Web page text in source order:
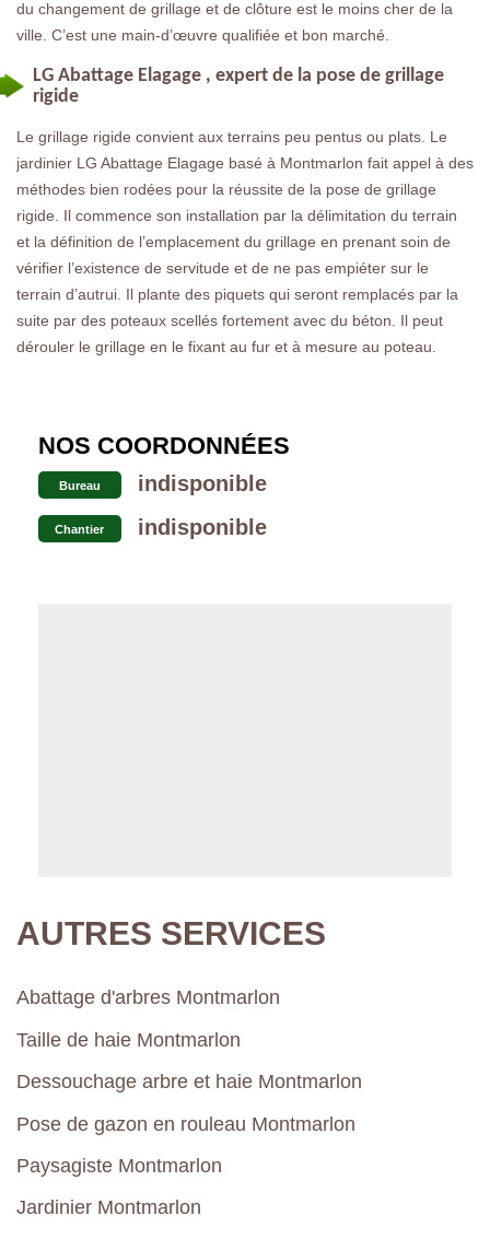
du changement de grillage et de clôture est le moins cher de la
ville. C’est une main-d’œuvre qualifiée et bon marché.
LG Abattage Elagage , expert de la pose de grillage
rigide
Le grillage rigide convient aux terrains peu pentus ou plats. Le
jardinier LG Abattage Elagage basé à Montmarlon fait appel à des
méthodes bien rodées pour la réussite de la pose de grillage
rigide. Il commence son installation par la délimitation du terrain
et la définition de l’emplacement du grillage en prenant soin de
vérifier l’existence de servitude et de ne pas empiéter sur le
terrain d’autrui. Il plante des piquets qui seront remplacés par la
suite par des poteaux scellés fortement avec du béton. Il peut
dérouler le grillage en le fixant au fur et à mesure au poteau.
NOS COORDONNÉES
Bureau indisponible
Chantier indisponible
AUTRES SERVICES
Abattage d'arbres Montmarlon
Taille de haie Montmarlon
Dessouchage arbre et haie Montmarlon
Pose de gazon en rouleau Montmarlon
Paysagiste Montmarlon
Jardinier Montmarlon